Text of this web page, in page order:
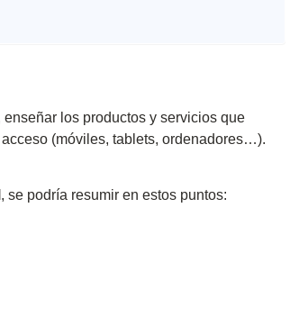
los productos y servicios que
(móviles, tablets, ordenadores…).
, se podría resumir en estos puntos: